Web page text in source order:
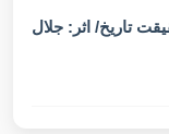
تاریخ/ اثر: جلال